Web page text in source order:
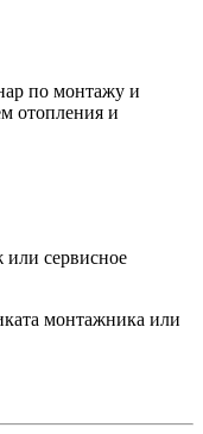
по монтажу и
отопления и
сервисное
монтажника или